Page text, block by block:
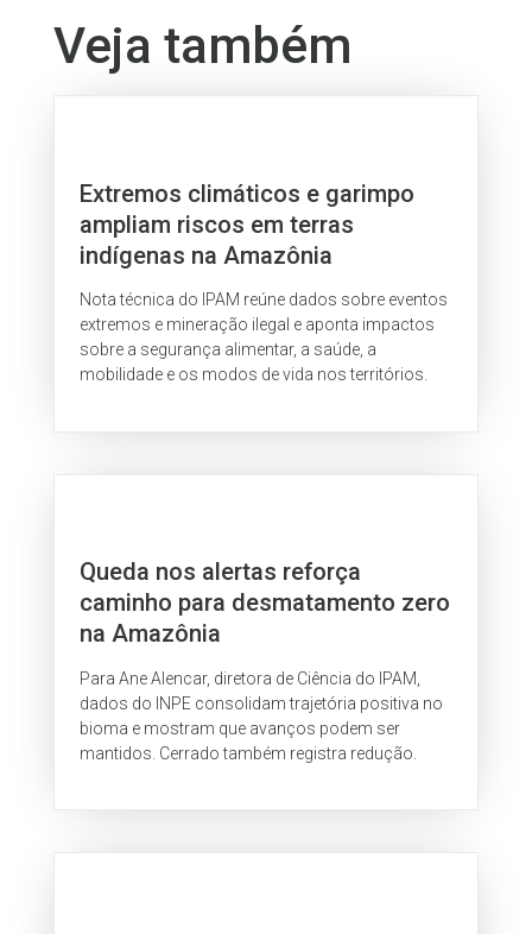
Veja também
Extremos climáticos e garimpo
ampliam riscos em terras
indígenas na Amazônia
Nota técnica do IPAM reúne dados sobre eventos
extremos e mineração ilegal e aponta impactos
sobre a segurança alimentar, a saúde, a
mobilidade e os modos de vida nos territórios.
Queda nos alertas reforça
caminho para desmatamento zero
na Amazônia
Para Ane Alencar, diretora de Ciência do IPAM,
dados do INPE consolidam trajetória positiva no
bioma e mostram que avanços podem ser
mantidos. Cerrado também registra redução.